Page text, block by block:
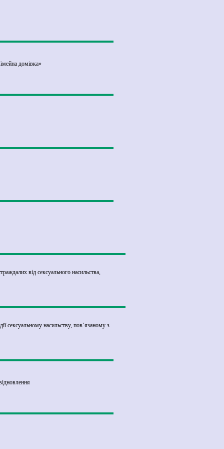
домівка»
від сексуального насильства,
сексуальному насильству, пов’язаному з